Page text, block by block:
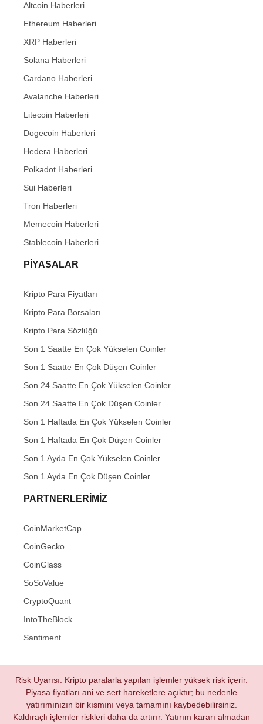
Altcoin Haberleri
Ethereum Haberleri
XRP Haberleri
Solana Haberleri
Cardano Haberleri
Avalanche Haberleri
Litecoin Haberleri
Dogecoin Haberleri
Hedera Haberleri
Polkadot Haberleri
Sui Haberleri
Tron Haberleri
Memecoin Haberleri
Stablecoin Haberleri
PIYASALAR
Kripto Para Fiyatları
Kripto Para Borsaları
Kripto Para Sözlüğü
Son 1 Saatte En Çok Yükselen Coinler
Son 1 Saatte En Çok Düşen Coinler
Son 24 Saatte En Çok Yükselen Coinler
Son 24 Saatte En Çok Düşen Coinler
Son 1 Haftada En Çok Yükselen Coinler
Son 1 Haftada En Çok Düşen Coinler
Son 1 Ayda En Çok Yükselen Coinler
Son 1 Ayda En Çok Düşen Coinler
PARTNERLERIMIZ
CoinMarketCap
CoinGecko
CoinGlass
SoSoValue
CryptoQuant
IntoTheBlock
Santiment
Risk Uyarısı: Kripto paralarla yapılan işlemler yüksek risk içerir.
Piyasa fiyatları ani ve sert hareketlere açıktır; bu nedenle
yatırımınızın bir kısmını veya tamamını kaybedebilirsiniz.
Kaldıraçlı işlemler riskleri daha da artırır. Yatırım kararı almadan